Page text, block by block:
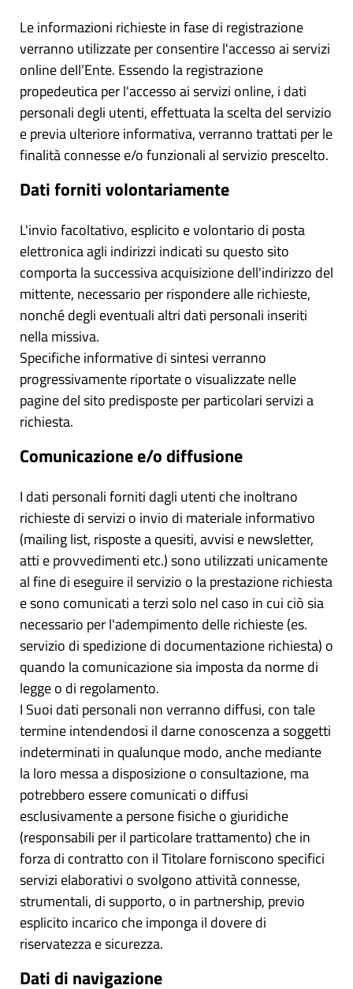
Le informazioni richieste in fase di registrazione
verranno utilizzate per consentire l'accesso ai servizi
online dell’Ente. Essendo la registrazione
propedeutica per l'accesso ai servizi online, i dati
personali degli utenti, effettuata la scelta del servizio
e previa ulteriore informativa, verranno trattati per le
finalità connesse e/o funzionali al servizio prescelto.
Dati forniti volontariamente
L'invio facoltativo, esplicito e volontario di posta
elettronica agli indirizzi indicati su questo sito
comporta la successiva acquisizione dell'indirizzo del
mittente, necessario per rispondere alle richieste,
nonché degli eventuali altri dati personali inseriti
nella missiva.
Specifiche informative di sintesi verranno
progressivamente riportate o visualizzate nelle
pagine del sito predisposte per particolari servizi a
richiesta.
Comunicazione e/o diffusione
I dati personali forniti dagli utenti che inoltrano
richieste di servizi o invio di materiale informativo
(mailing list, risposte a quesiti, avvisi e newsletter,
atti e provvedimenti etc.) sono utilizzati unicamente
al fine di eseguire il servizio o la prestazione richiesta
e sono comunicati a terzi solo nel caso in cui ciò sia
necessario per l'adempimento delle richieste (es.
servizio di spedizione di documentazione richiesta) o
quando la comunicazione sia imposta da norme di
legge o di regolamento.
I Suoi dati personali non verranno diffusi, con tale
termine intendendosi il darne conoscenza a soggetti
indeterminati in qualunque modo, anche mediante
la loro messa a disposizione o consultazione, ma
potrebbero essere comunicati o diffusi
esclusivamente a persone fisiche o giuridiche
(responsabili per il particolare trattamento) che in
forza di contratto con il Titolare forniscono specifici
servizi elaborativi o svolgono attività connesse,
strumentali, di supporto, o in partnership, previo
esplicito incarico che imponga il dovere di
riservatezza e sicurezza.
Dati di navigazione